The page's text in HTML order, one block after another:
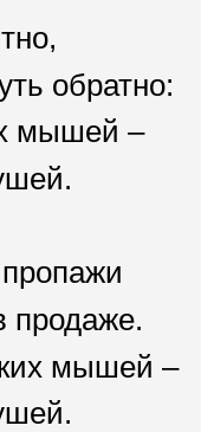
обратно:
мышей –
и до
мышей –
до